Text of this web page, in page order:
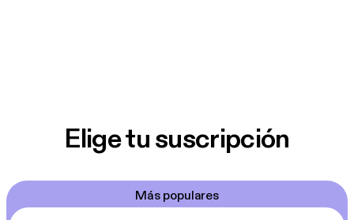
Elige tu suscripción
Más populares